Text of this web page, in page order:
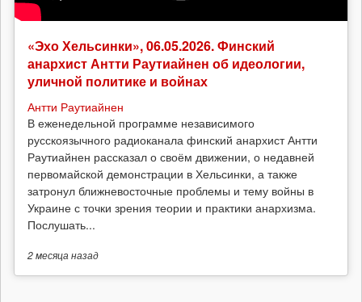
«Эхо Хельсинки», 06.05.2026. Финский
анархист Антти Раутиайнен об идеологии,
уличной политике и войнах
Антти Раутиайнен
В еженедельной программе независимого
русскоязычного радиоканала финский анархист Антти
Раутиайнен рассказал о своём движении, о недавней
первомайской демонстрации в Хельсинки, а также
затронул ближневосточные проблемы и тему войны в
Украине с точки зрения теории и практики анархизма.
Послушать...
2 месяцаназад